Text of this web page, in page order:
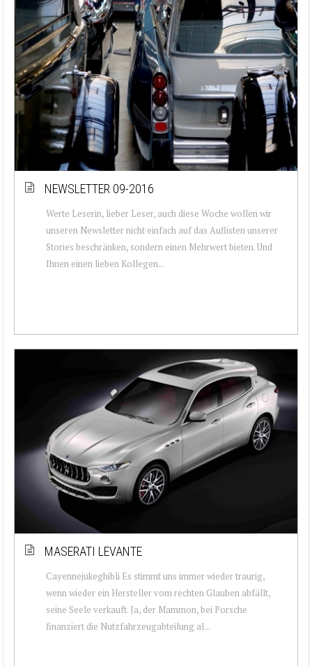
NEWSLETTER 09-2016
Werte Leserin, lieber Leser, auch diese Woche wollen wir
unseren Newsletter nicht einfach auf das Auflisten unserer
Stories beschränken, sondern einen Mehrwert bieten. Und
Ihnen einen lieben Kollegen...
MASERATI LEVANTE
Cayennejukeghibli Es stimmt uns immer wieder traurig,
wenn wieder ein Hersteller vom rechten Glauben abfällt,
seine Seele verkauft. Ja, der Mammon, bei Porsche
finanziert die Nutzfahrzeugabteilung al...